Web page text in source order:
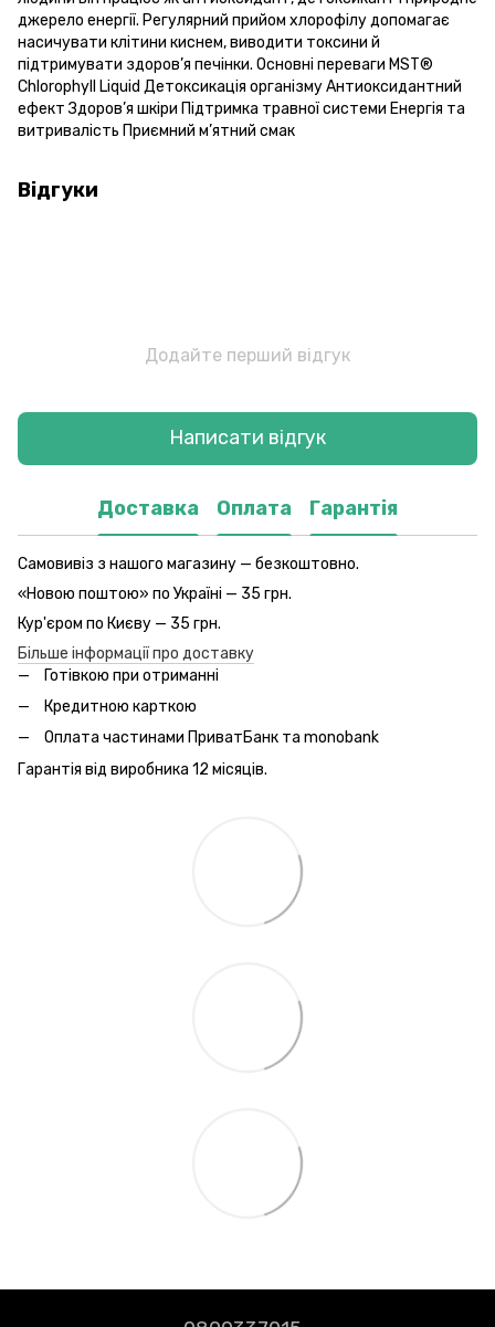
джерело енергії. Регулярний прийом хлорофілу допомагає
насичувати клітини киснем, виводити токсини й
підтримувати здоров’я печінки. Основні переваги MST®
Chlorophyll Liquid Детоксикація організму Антиоксидантний
ефект Здоров’я шкіри Підтримка травної системи Енергія та
витривалість Приємний м’ятний смак
Відгуки
Додайте перший відгук
Написати відгук
Доставка Оплата Гарантія
Самовивіз з нашого магазину — безкоштовно.
«Новою поштою» по Україні — 35 грн.
Кур'єром по Києву — 35 грн.
Більше інформації про доставку
Готівкою при отриманні
Кредитною карткою
Оплата частинами ПриватБанк та monobank
Гарантія від виробника 12 місяців.